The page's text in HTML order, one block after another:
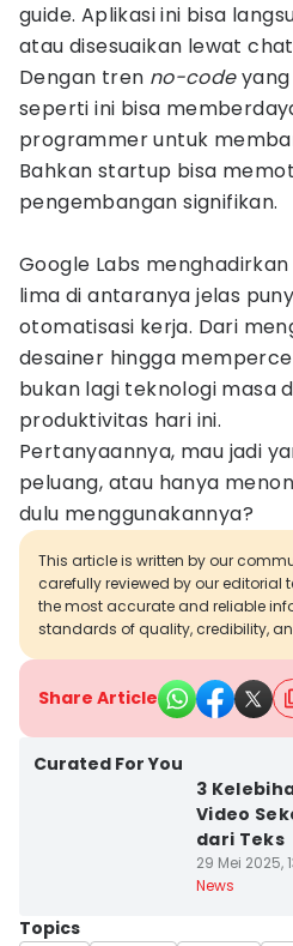
guide. Aplikasi ini bisa
atau disesuaikan lewat
Dengan tren no-codeyang
seperti ini bisa
programmer untuk
Bahkan startup bisa
pengembangan signifikan.
Google Labs
lima di antaranya jelas
otomatisasi kerja. Dari
desainer hingga
bukan lagi teknologi masa
produktivitas hari ini.
Pertanyaannya, mau jadi
peluang, atau hanya
dulu menggunakannya?
This article is written by our
carefully reviewed by our editorial
the most accurate and reliable
standards of quality, credibility,
Share Article
Curated For You
3
Video
dari Teks
29 Mei 2025,
News
Topics